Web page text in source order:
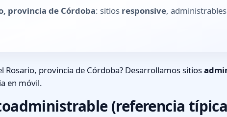
provincia de Córdoba: sitios responsive,
Rosario, provincia de Córdoba? Desarrollamos sitios
en móvil.
(referencia